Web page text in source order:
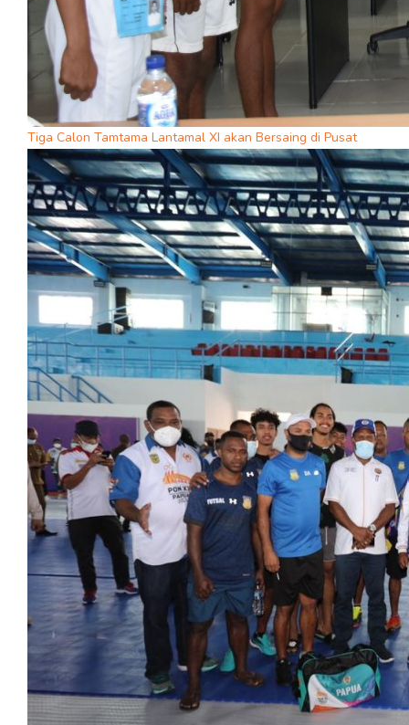
Tiga Calon Tamtama Lantamal XI akan Bersaing di Pusat